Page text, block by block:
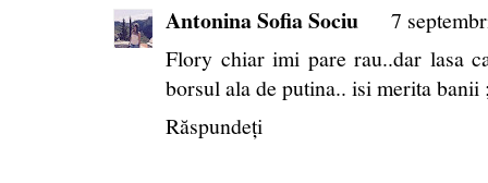
Antonina Sofia Sociu
7
Flory chiar imi pare rau..dar lasa
borsul ala de putina.. isi merita banii
Răspundeți